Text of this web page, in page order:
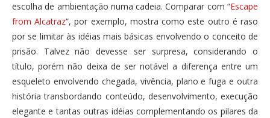
escolha de ambientação numa cadeia. Comparar com “Escape
from Alcatraz“, por exemplo, mostra como este outro é raso
por se limitar às idéias mais básicas envolvendo o conceito de
prisão. Talvez não devesse ser surpresa, considerando o
título, porém não deixa de ser notável a diferença entre um
esqueleto envolvendo chegada, vivência, plano e fuga e outra
história transbordando conteúdo, desenvolvimento, execução
elegante e tantas outras idéias complementando os pilares da